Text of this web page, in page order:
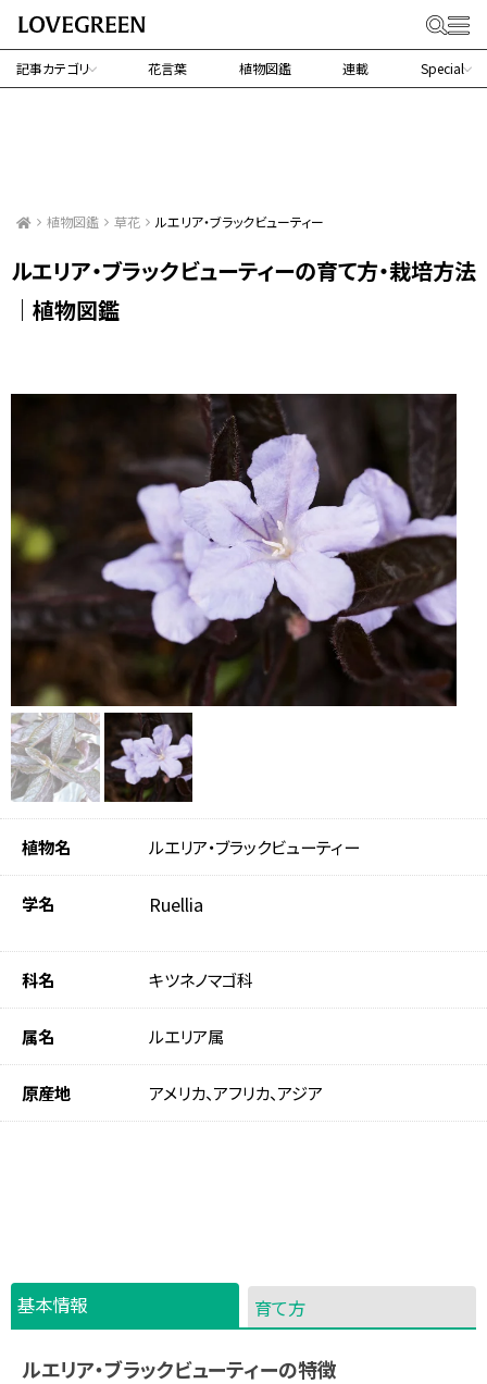
記事カテゴリ 花言葉 植物図鑑 連載 Special
植物図鑑 草花 ルエリア・ブラックビューティー
ルエリア・ブラックビューティーの育て方・栽培方法
｜植物図鑑
植物名 ルエリア・ブラックビューティー
学名 Ruellia
科名 キツネノマゴ科
属名 ルエリア属
原産地 アメリカ、アフリカ、アジア
基本情報 育て方
ルエリア・ブラックビューティーの特徴